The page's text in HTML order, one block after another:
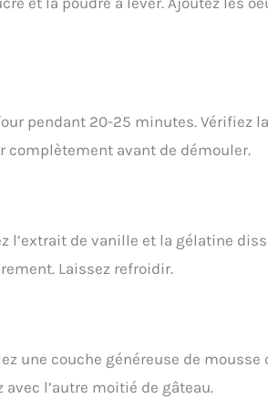
pendant 20-25 minutes. Vérifiez la
complètement avant de démouler.
l’extrait de vanille et la gélatine
Laissez refroidir.
une couche généreuse de mousse
l’autre moitié de gâteau.